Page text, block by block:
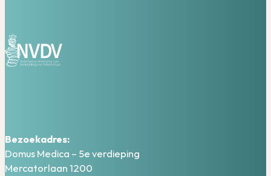
Bezoekadres:
Domus Medica – 5e verdieping
Mercatorlaan 1200